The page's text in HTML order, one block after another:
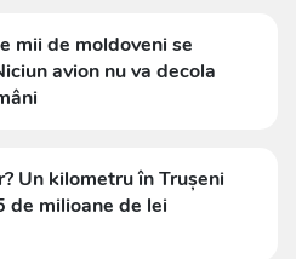
mii de moldoveni se
avion nu va decola
Un kilometru în Trușeni
de milioane de lei